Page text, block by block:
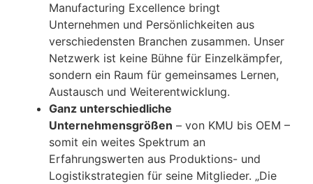
Manufacturing Excellence bringt
Unternehmen und Persönlichkeiten aus
verschiedensten Branchen zusammen. Unser
Netzwerk ist keine Bühne für Einzelkämpfer,
sondern ein Raum für gemeinsames Lernen,
Austausch und Weiterentwicklung.
Ganz unterschiedliche
Unternehmensgrößen – von KMU bis OEM –
somit ein weites Spektrum an
Erfahrungswerten aus Produktions- und
Logistikstrategien für seine Mitglieder. „Die